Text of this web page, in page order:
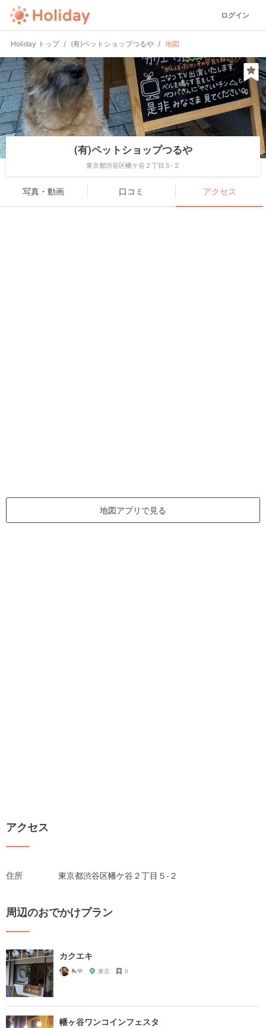
ログイン
Holiday トップ (有)ペットショップつるや 地図
(有)ペットショップつるや
東京都渋谷区幡ケ谷２丁目５-２
写真・動画 口コミ アクセス
地図アプリで見る
アクセス
住所 東京都渋谷区幡ケ谷２丁目５-２
周辺のおでかけプラン
カクエキ
🛼💙 東京 0
幡ヶ谷ワンコインフェスタ